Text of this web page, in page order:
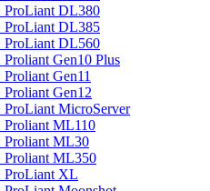
DL380
DL385
DL560
Gen10 Plus
Gen11
Gen12
MicroServer
ML110
ML30
ML350
ProLiant XL